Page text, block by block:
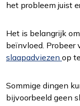
het probleem juist
Het is belangrijk
beïnvloed. Probeer
slaapadviezen op
Sommige dingen
bijvoorbeeld geen